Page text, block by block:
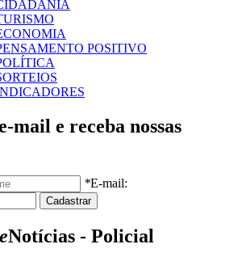
POSITIVO
mail e receba nossas
*E-mail:
Notícias - Policial